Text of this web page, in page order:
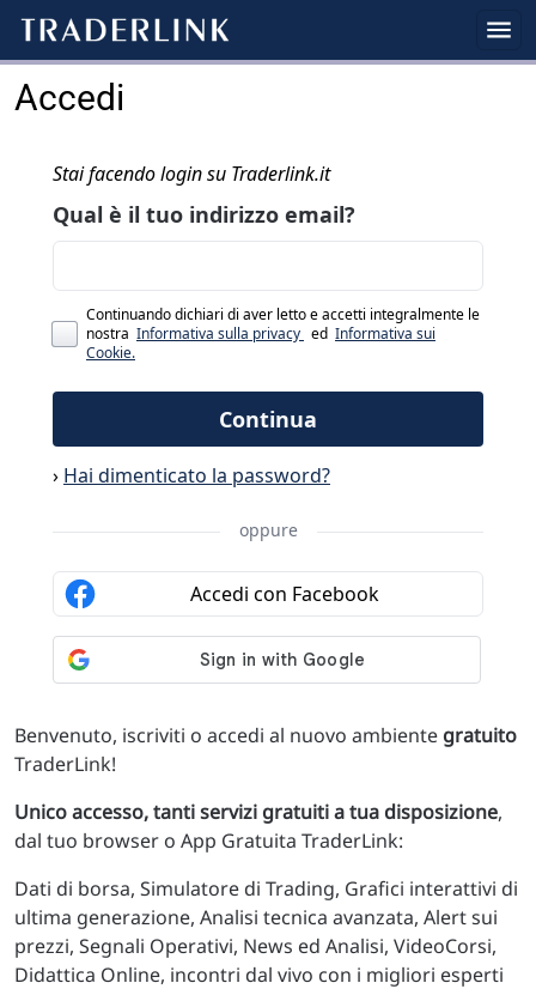
Accedi
Benvenuto, iscriviti o accedi al nuovo ambiente gratuito
TraderLink!
Unico accesso, tanti servizi gratuiti a tua disposizione,
dal tuo browser o App Gratuita TraderLink:
Dati di borsa, Simulatore di Trading, Grafici interattivi di
ultima generazione, Analisi tecnica avanzata, Alert sui
prezzi, Segnali Operativi, News ed Analisi, VideoCorsi,
Didattica Online, incontri dal vivo con i migliori esperti